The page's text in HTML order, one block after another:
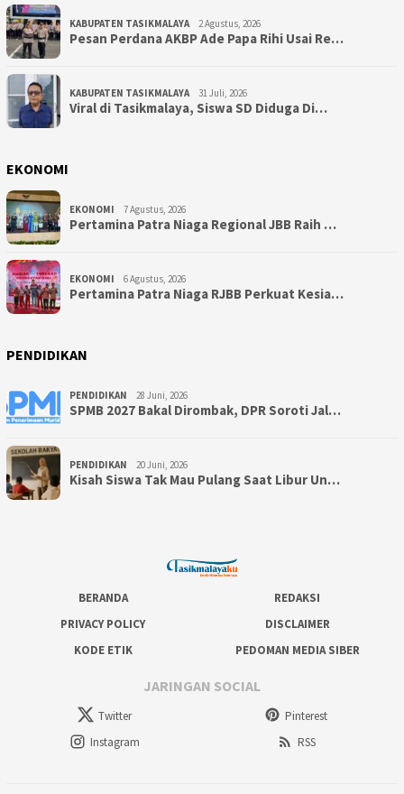
KABUPATEN TASIKMALAYA 2 Agustus, 2026
Pesan Perdana AKBP Ade Papa Rihi Usai Re…
KABUPATEN TASIKMALAYA 31 Juli, 2026
Viral di Tasikmalaya, Siswa SD Diduga Di…
EKONOMI
EKONOMI 7 Agustus, 2026
Pertamina Patra Niaga Regional JBB Raih …
EKONOMI 6 Agustus, 2026
Pertamina Patra Niaga RJBB Perkuat Kesia…
PENDIDIKAN
PENDIDIKAN 28 Juni, 2026
SPMB 2027 Bakal Dirombak, DPR Soroti Jal…
PENDIDIKAN 20 Juni, 2026
Kisah Siswa Tak Mau Pulang Saat Libur Un…
BERANDA
REDAKSI
PRIVACY POLICY
DISCLAIMER
KODE ETIK
PEDOMAN MEDIA SIBER
JARINGAN SOCIAL
Twitter
Pinterest
Instagram
RSS